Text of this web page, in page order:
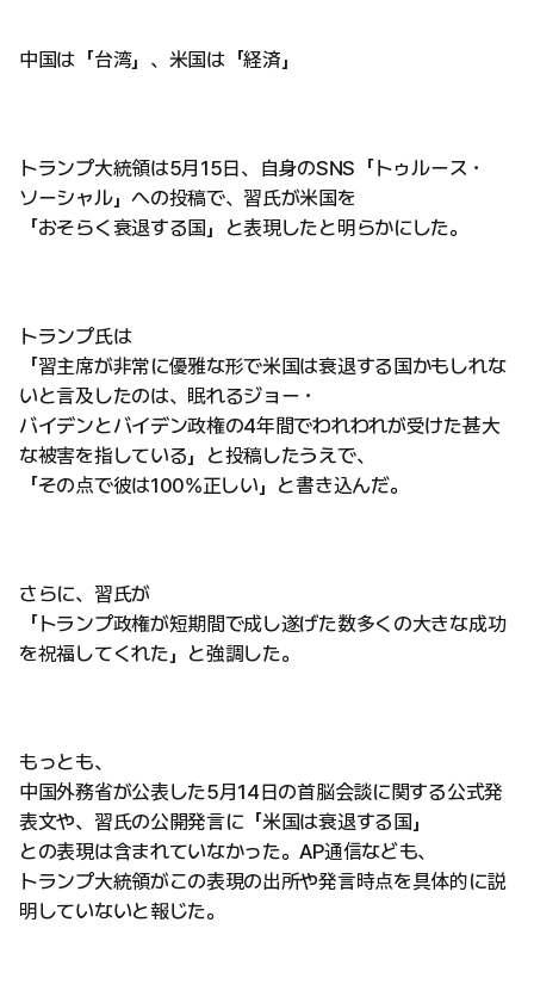
中国は「台湾」、米国は「経済」
トランプ大統領は5月15日、自身のSNS「トゥルース・
ソーシャル」への投稿で、習氏が米国を
「おそらく衰退する国」と表現したと明らかにした。
トランプ氏は
「習主席が非常に優雅な形で米国は衰退する国かもしれな
いと言及したのは、眠れるジョー・
バイデンとバイデン政権の4年間でわれわれが受けた甚大
な被害を指している」と投稿したうえで、
「その点で彼は100%正しい」と書き込んだ。
さらに、習氏が
「トランプ政権が短期間で成し遂げた数多くの大きな成功
を祝福してくれた」と強調した。
もっとも、
中国外務省が公表した5月14日の首脳会談に関する公式発
表文や、習氏の公開発言に「米国は衰退する国」
との表現は含まれていなかった。AP通信なども、
トランプ大統領がこの表現の出所や発言時点を具体的に説
明していないと報じた。